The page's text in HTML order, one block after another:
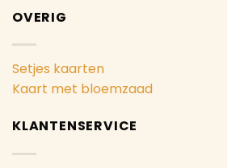
OVERIG
Setjes kaarten
Kaart met bloemzaad
KLANTENSERVICE